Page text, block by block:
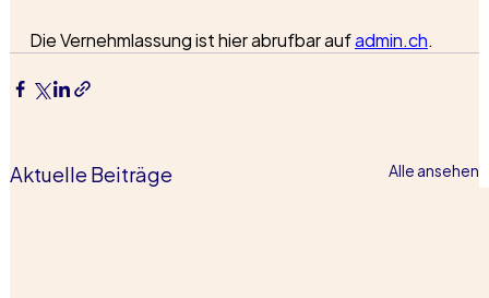
Die Vernehmlassung ist hier abrufbar auf admin.ch.
Aktuelle Beiträge Alle ansehen